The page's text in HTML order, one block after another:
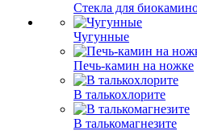
Стекла для
Чугунные
Печь-камин на ножке
В талькохлорите
В талькомагнезите